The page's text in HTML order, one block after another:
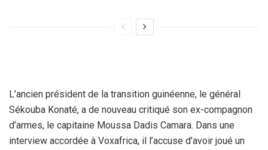
L’ancien président de la transition guinéenne, le général
Sékouba Konaté, a de nouveau critiqué son ex-compagnon
d’armes, le capitaine Moussa Dadis Camara. Dans une
interview accordée à Voxafrica, il l’accuse d’avoir joué un